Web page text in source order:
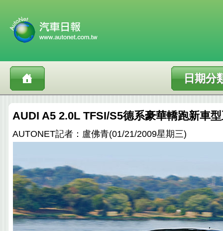
日期分
AUDI A5 2.0L TFSI/S5德系豪華轎跑新車
AUTONET記者：盧佛青(01/21/2009星期三)